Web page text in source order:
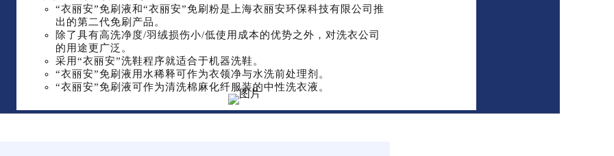
“衣丽安”免刷液和“衣丽安”免刷粉是上海衣丽安环保科技有限公司推
出的第二代免刷产品。
除了具有高洗净度/羽绒损伤小/低使用成本的优势之外，对洗衣公司
的用途更广泛。
采用“衣丽安”洗鞋程序就适合于机器洗鞋。
“衣丽安”免刷液用水稀释可作为衣领净与水洗前处理剂。
“衣丽安”免刷液可作为清洗棉麻化纤服装的中性洗衣液。